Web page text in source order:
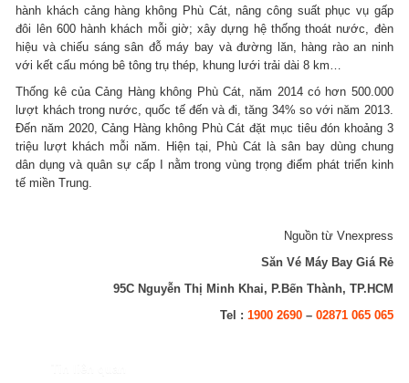
hành khách cảng hàng không Phù Cát, nâng công suất phục vụ gấp
đôi lên 600 hành khách mỗi giờ; xây dựng hệ thống thoát nước, đèn
hiệu và chiếu sáng sân đỗ máy bay và đường lăn, hàng rào an ninh
với kết cấu móng bê tông trụ thép, khung lưới trải dài 8 km…
Thống kê của Cảng Hàng không Phù Cát, năm 2014 có hơn 500.000
lượt khách trong nước, quốc tế đến và đi, tăng 34% so với năm 2013.
Đến năm 2020, Cảng Hàng không Phù Cát đặt mục tiêu đón khoảng 3
triệu lượt khách mỗi năm. Hiện tại, Phù Cát là sân bay dùng chung
dân dụng và quân sự cấp I nằm trong vùng trọng điểm phát triển kinh
tế miền Trung.
Nguồn từ Vnexpress
Săn Vé Máy Bay Giá Rẻ
95C Nguyễn Thị Minh Khai, P.Bến Thành, TP.HCM
Tel : 1900 2690– 02871 065 065